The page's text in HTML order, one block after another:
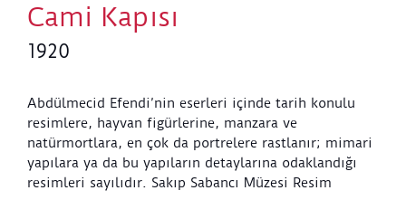
Cami Kapısı
1920
Abdülmecid Efendi’nin eserleri içinde tarih konulu
resimlere, hayvan figürlerine, manzara ve
natürmortlara, en çok da portrelere rastlanır; mimari
yapılara ya da bu yapıların detaylarına odaklandığı
resimleri sayılıdır. Sakıp Sabancı Müzesi Resim